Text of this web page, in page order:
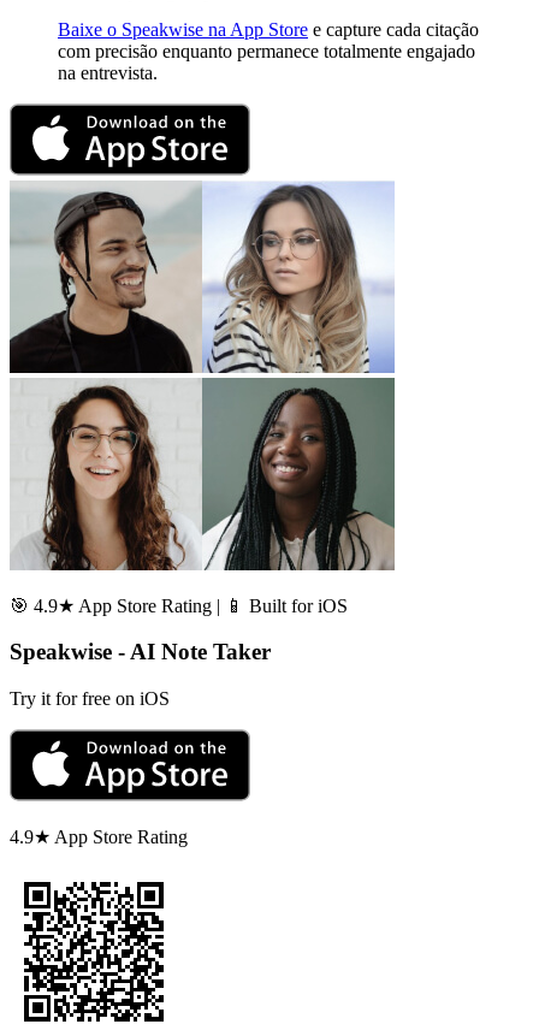
Baixe o Speakwise na App Store e capture cada citação
com precisão enquanto permanece totalmente engajado
na entrevista.
🎯 4.9★ App Store Rating | 📱 Built for iOS
Speakwise - AI Note Taker
Try it for free on iOS
4.9★ App Store Rating